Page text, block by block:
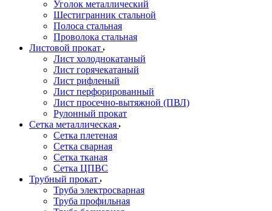
Уголок металлический
Шестигранник стальной
Полоса стальная
Проволока стальная
Листовой прокат
Лист холоднокатаный
Лист горячекатаный
Лист рифленый
Лист перфорированный
Лист просечно-вытяжной (ПВЛ)
Рулонный прокат
Сетка металлическая
Сетка плетеная
Сетка сварная
Сетка тканая
Сетка ЦПВС
Трубный прокат
Труба электросварная
Труба профильная